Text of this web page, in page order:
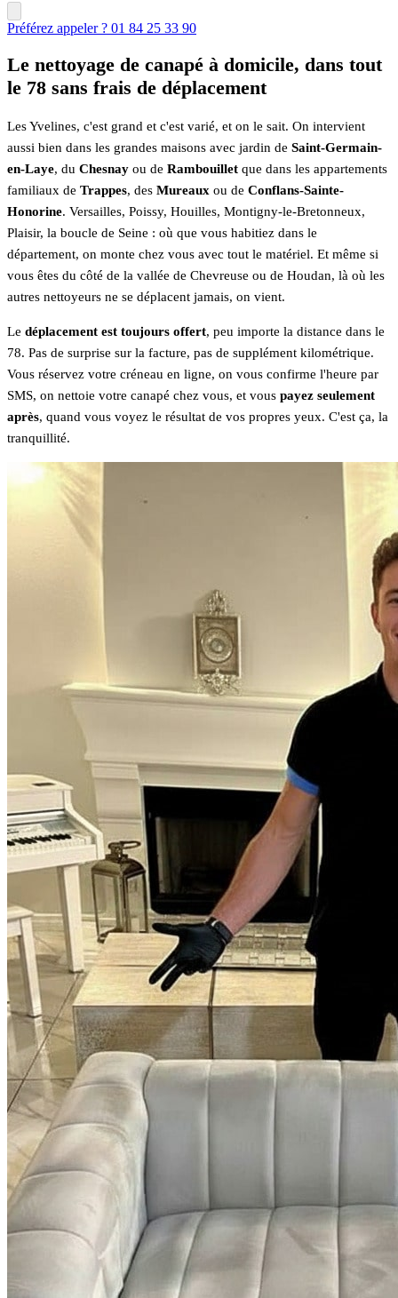
Préférez appeler ? 01 84 25 33 90
Le nettoyage de canapé à domicile, dans tout
le 78 sans frais de déplacement
Les Yvelines, c'est grand et c'est varié, et on le sait. On intervient
aussi bien dans les grandes maisons avec jardin de Saint-Germain-
en-Laye, du Chesnay ou de Rambouillet que dans les appartements
familiaux de Trappes, des Mureaux ou de Conflans-Sainte-
Honorine. Versailles, Poissy, Houilles, Montigny-le-Bretonneux,
Plaisir, la boucle de Seine : où que vous habitiez dans le
département, on monte chez vous avec tout le matériel. Et même si
vous êtes du côté de la vallée de Chevreuse ou de Houdan, là où les
autres nettoyeurs ne se déplacent jamais, on vient.
Le déplacement est toujours offert, peu importe la distance dans le
78. Pas de surprise sur la facture, pas de supplément kilométrique.
Vous réservez votre créneau en ligne, on vous confirme l'heure par
SMS, on nettoie votre canapé chez vous, et vous payez seulement
après, quand vous voyez le résultat de vos propres yeux. C'est ça, la
tranquillité.